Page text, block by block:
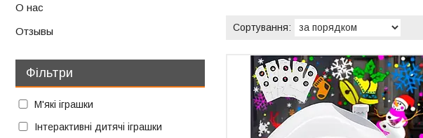
О нас
Отзывы
Фільтри
М'які іграшки
Інтерактивні дитячі іграшки